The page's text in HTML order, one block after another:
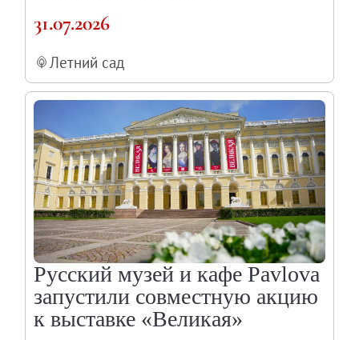
31.07.2026
Летний сад
Русский музей и кафе Pavlova
запустили совместную акцию
к выставке «Великая»